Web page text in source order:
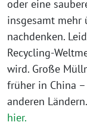
oder eine
insgesamt mehr
nachdenken.
Recycling-
wird. Große
früher in China
anderen
hier.